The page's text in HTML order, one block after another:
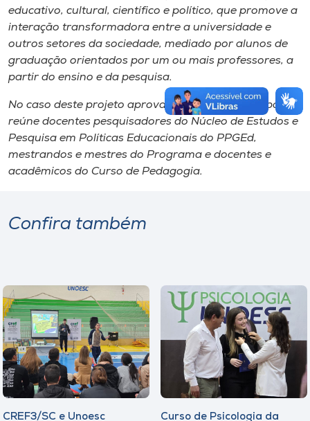
educativo, cultural, científico e político, que promove a
interação transformadora entre a universidade e
outros setores da sociedade, mediado por alunos de
graduação orientados por um ou mais professores, a
partir do ensino e da pesquisa.
No caso deste projeto aprovado, a equipe de trabalho
reúne docentes pesquisadores do Núcleo de Estudos e
Pesquisa em Políticas Educacionais do PPGEd,
mestrandos e mestres do Programa e docentes e
acadêmicos do Curso de Pedagogia.
Confira também
CREF3/SC e Unoesc Curso de Psicologia da